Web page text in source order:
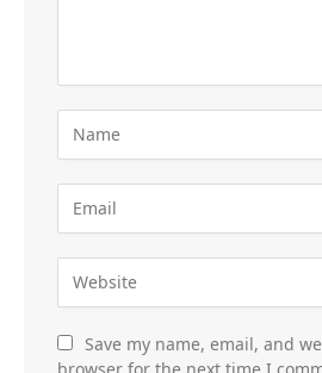
Save my name, email, and